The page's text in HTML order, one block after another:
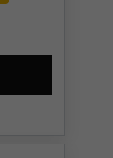
walizce L-BOXX